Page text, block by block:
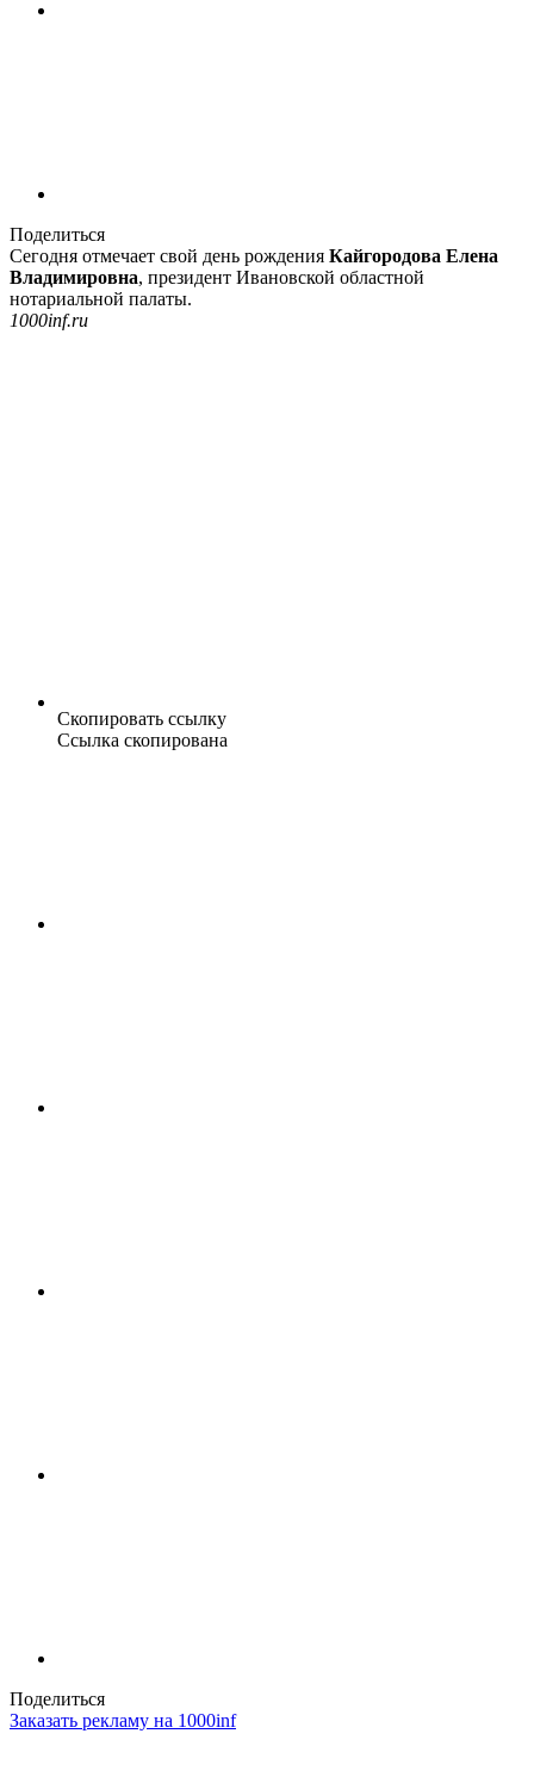
Поделиться
Сегодня отмечает свой день рождения Кайгородова Елена
Владимировна, президент Ивановской областной
нотариальной палаты.
1000inf.ru
Скопировать ссылку
Ссылка скопирована
Поделиться
Заказать рекламу на 1000inf